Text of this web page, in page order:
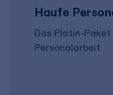
Haufe
Das Platin-
Personalarbeit